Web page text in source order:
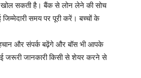
खोल सकती है। बैंक से लोन लेने की सोच
समय पर पूरी करें। बच्चों के
और संपर्क बढ़ेंगे और बॉस भी आपके
जरूरी जानकारी किसी से शेयर करने से